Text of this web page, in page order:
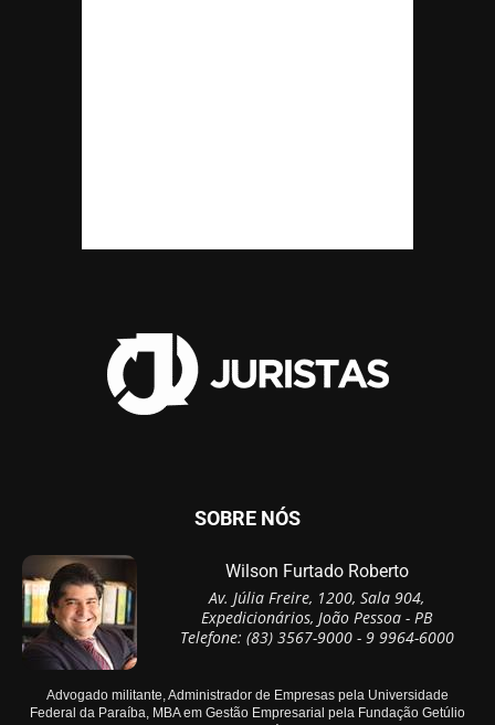
SOBRE NÓS
Wilson Furtado Roberto
Av. Júlia Freire, 1200, Sala 904,
Expedicionários, João Pessoa - PB
Telefone: (83) 3567-9000 - 9 9964-6000
Advogado militante, Administrador de Empresas pela Universidade
Federal da Paraíba, MBA em Gestão Empresarial pela Fundação Getúlio